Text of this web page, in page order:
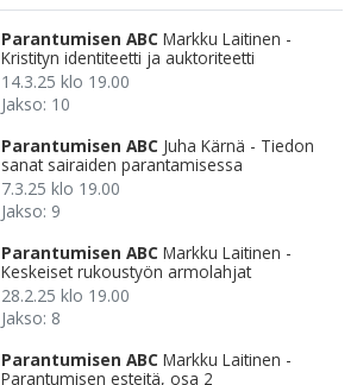
Parantumisen ABC Markku Laitinen -
Kristityn identiteetti ja auktoriteetti
14.3.25 klo 19.00
Jakso: 10
Parantumisen ABC Juha Kärnä - Tiedon
sanat sairaiden parantamisessa
7.3.25 klo 19.00
Jakso: 9
Parantumisen ABC Markku Laitinen -
Keskeiset rukoustyön armolahjat
28.2.25 klo 19.00
Jakso: 8
Parantumisen ABC Markku Laitinen -
Parantumisen esteitä, osa 2